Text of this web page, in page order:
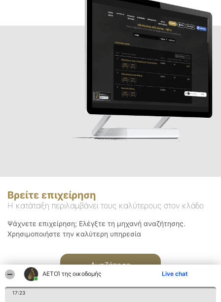
ΑΕΤΟΊ της οικοδομής Live chat
17:23
Βρείτε επιχείρηση
Η κατάταξη περιλαμβάνει τους καλύτερους στον κλάδο
Ψάχνετε επιχείρηση; Ελέγξτε τη μηχανή αναζήτησης.
Χρησιμοποιήστε την καλύτερη υπηρεσία
Αναζήτηση